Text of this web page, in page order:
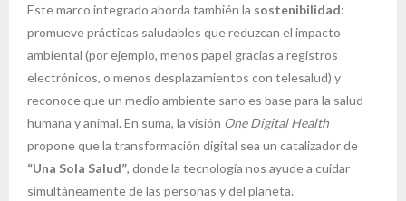
Este marco integrado aborda también la sostenibilidad:
promueve prácticas saludables que reduzcan el impacto
ambiental (por ejemplo, menos papel gracias a registros
electrónicos, o menos desplazamientos con telesalud) y
reconoce que un medio ambiente sano es base para la salud
humana y animal. En suma, la visión One Digital Health
propone que la transformación digital sea un catalizador de
“Una Sola Salud”, donde la tecnología nos ayude a cuidar
simultáneamente de las personas y del planeta.